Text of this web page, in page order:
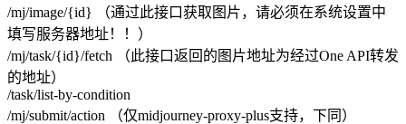
/mj/image/{id} （通过此接口获取图片，请必须在系统设置中
填写服务器地址！！）
/mj/task/{id}/fetch （此接口返回的图片地址为经过One API转发
的地址）
/task/list-by-condition
/mj/submit/action （仅midjourney-proxy-plus支持，下同）